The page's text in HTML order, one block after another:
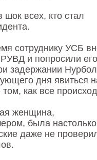
всех, кто стал
сотруднику УСБ
РУВД и попросили
задержании
дня явиться
как все
женщина,
была настолько
даже не